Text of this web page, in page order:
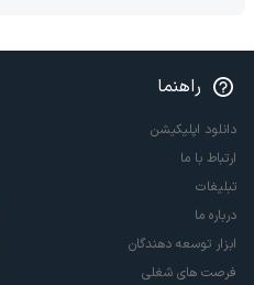
راهنما
دانلود اپلیکیشن
ارتباط با ما
تبلیغات
درباره ما
ابزار توسعه دهندگان
فرصت های شغلی